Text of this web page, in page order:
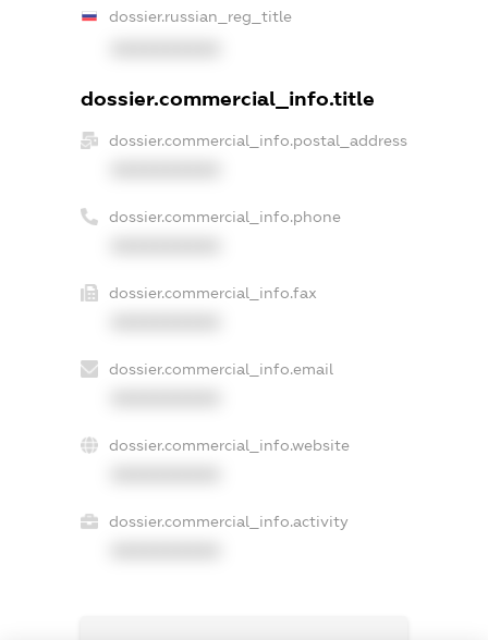
dossier.russian_reg_title
dossier.commercial_info.title
dossier.commercial_info.postal_address
dossier.commercial_info.phone
dossier.commercial_info.fax
dossier.commercial_info.email
dossier.commercial_info.website
dossier.commercial_info.activity